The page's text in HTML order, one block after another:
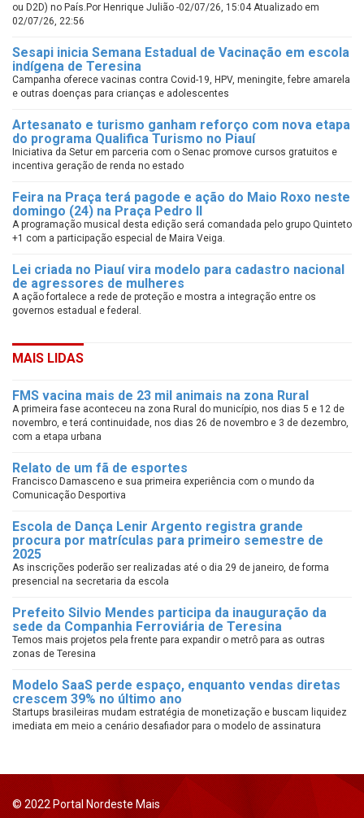
ou D2D) no País.Por Henrique Julião -02/07/26, 15:04 Atualizado em
02/07/26, 22:56
Sesapi inicia Semana Estadual de Vacinação em escola
indígena de Teresina
Campanha oferece vacinas contra Covid-19, HPV, meningite, febre amarela
e outras doenças para crianças e adolescentes
Artesanato e turismo ganham reforço com nova etapa
do programa Qualifica Turismo no Piauí
Iniciativa da Setur em parceria com o Senac promove cursos gratuitos e
incentiva geração de renda no estado
Feira na Praça terá pagode e ação do Maio Roxo neste
domingo (24) na Praça Pedro II
A programação musical desta edição será comandada pelo grupo Quinteto
+1 com a participação especial de Maira Veiga.
Lei criada no Piauí vira modelo para cadastro nacional
de agressores de mulheres
A ação fortalece a rede de proteção e mostra a integração entre os
governos estadual e federal.
MAIS LIDAS
FMS vacina mais de 23 mil animais na zona Rural
A primeira fase aconteceu na zona Rural do município, nos dias 5 e 12 de
novembro, e terá continuidade, nos dias 26 de novembro e 3 de dezembro,
com a etapa urbana
Relato de um fã de esportes
Francisco Damasceno e sua primeira experiência com o mundo da
Comunicação Desportiva
Escola de Dança Lenir Argento registra grande
procura por matrículas para primeiro semestre de
2025
As inscrições poderão ser realizadas até o dia 29 de janeiro, de forma
presencial na secretaria da escola
Prefeito Silvio Mendes participa da inauguração da
sede da Companhia Ferroviária de Teresina
Temos mais projetos pela frente para expandir o metrô para as outras
zonas de Teresina
Modelo SaaS perde espaço, enquanto vendas diretas
crescem 39% no último ano
Startups brasileiras mudam estratégia de monetização e buscam liquidez
imediata em meio a cenário desafiador para o modelo de assinatura
© 2022 Portal Nordeste Mais